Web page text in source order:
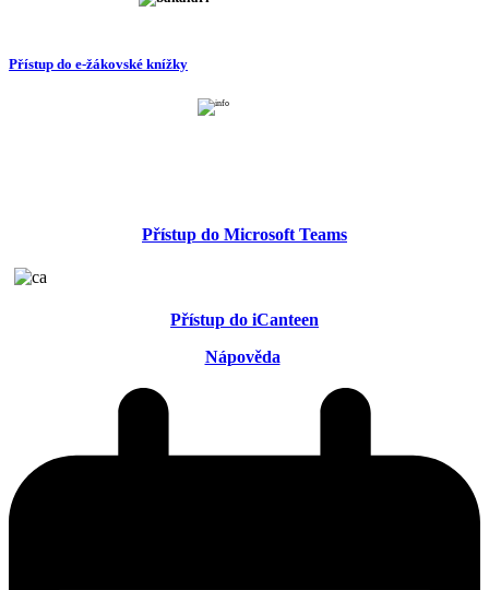
Přístup do e-žákovské knížky
Přístup do Microsoft Teams
Přístup do iCanteen
Nápověda